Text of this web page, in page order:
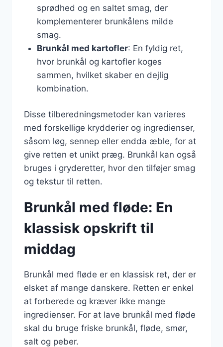
sprødhed og en saltet smag, der
komplementerer brunkålens milde
smag.
Brunkål med kartofler: En fyldig ret,
hvor brunkål og kartofler koges
sammen, hvilket skaber en dejlig
kombination.
Disse tilberedningsmetoder kan varieres
med forskellige krydderier og ingredienser,
såsom løg, sennep eller endda æble, for at
give retten et unikt præg. Brunkål kan også
bruges i gryderetter, hvor den tilføjer smag
og tekstur til retten.
Brunkål med fløde: En
klassisk opskrift til
middag
Brunkål med fløde er en klassisk ret, der er
elsket af mange danskere. Retten er enkel
at forberede og kræver ikke mange
ingredienser. For at lave brunkål med fløde
skal du bruge friske brunkål, fløde, smør,
salt og peber.